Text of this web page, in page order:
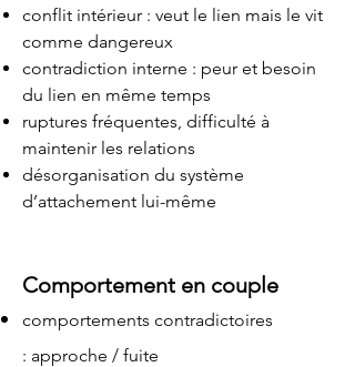
conflit intérieur : veut le lien mais le vit
comme dangereux
contradiction interne : peur et besoin
du lien en même temps
ruptures fréquentes, difficulté à
maintenir les relations
désorganisation du système
d’attachement lui-même
Comportement en couple
comportements contradictoires
: approche / fuite